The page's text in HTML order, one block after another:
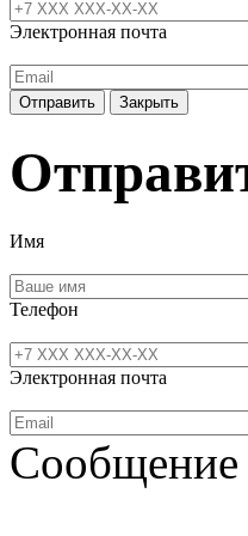
Электронная почта
Отправить Закрыть
Имя
Телефон
Электронная почта
Сообщение